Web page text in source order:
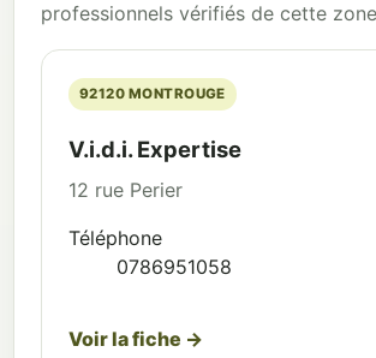
professionnels vérifiés de cette
92120 MONTROUGE
V.i.d.i. Expertise
12 rue Perier
Téléphone
0786951058
Voir la fiche →